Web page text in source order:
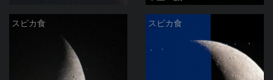
スピカ食 スピカ食